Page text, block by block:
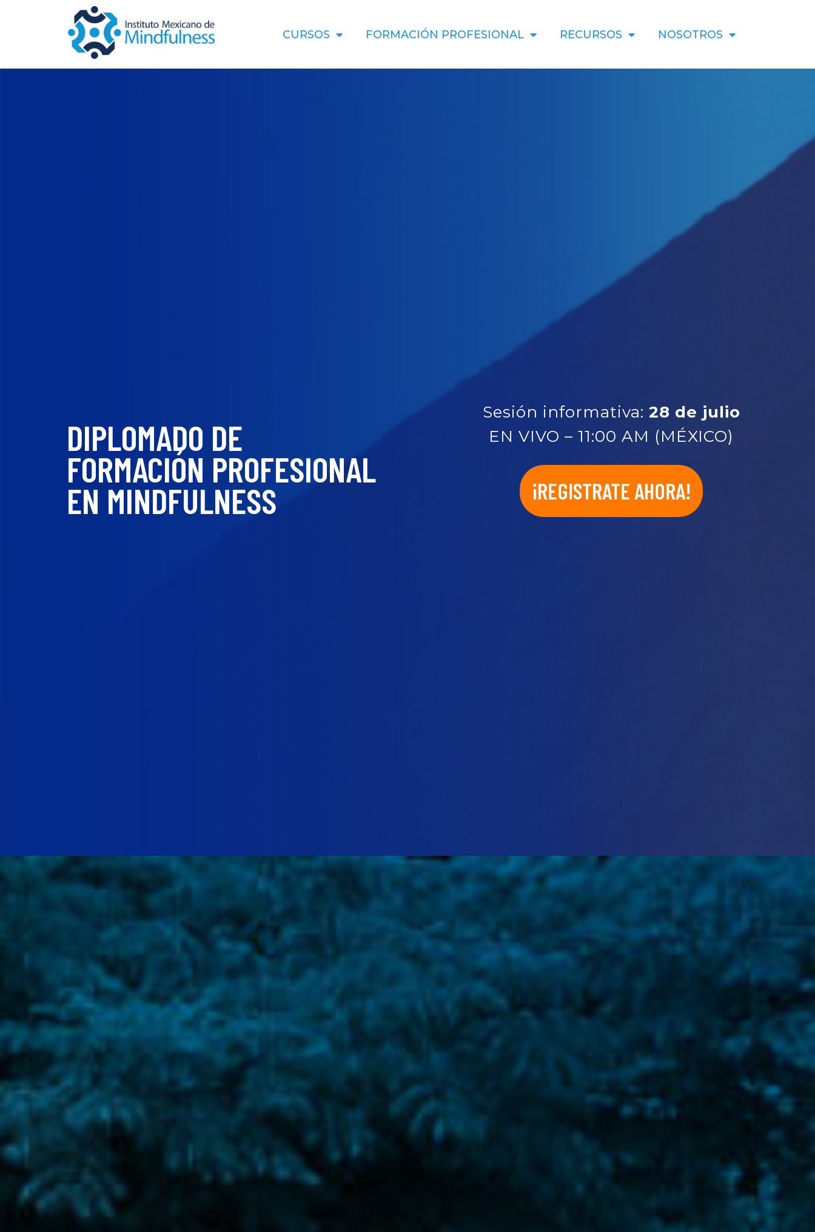
CURSOS FORMACIÓN PROFESIONAL RECURSOS NOSOTROS
DIPLOMADO DE
FORMACIÓN PROFESIONAL
EN MINDFULNESS
Sesión informativa: 28 de julio
EN VIVO – 11:00 AM (MÉXICO)
¡REGISTRATE AHORA!